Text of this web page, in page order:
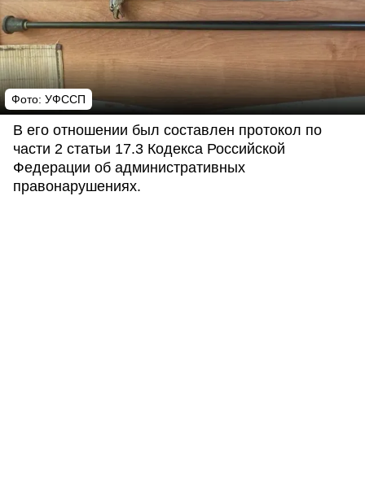
Фото: УФССП
В его отношении был составлен протокол по
части 2 статьи 17.3 Кодекса Российской
Федерации об административных
правонарушениях.